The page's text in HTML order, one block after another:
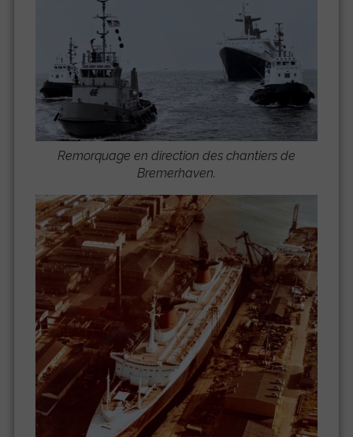
Remorquage en direction des chantiers de
Bremerhaven.